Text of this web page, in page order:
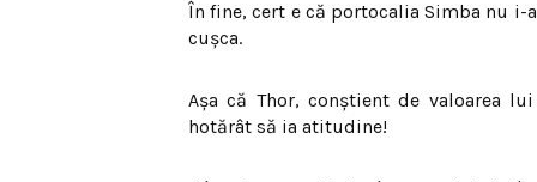
În fine, cert e că portocalia Simba nu
cușca.
Așa că Thor, conștient de valoarea
hotărât să ia atitudine!